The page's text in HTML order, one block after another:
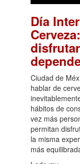
Día
Ciudad de
hablar de
hábitos de
vez más
permitan
la misma
más